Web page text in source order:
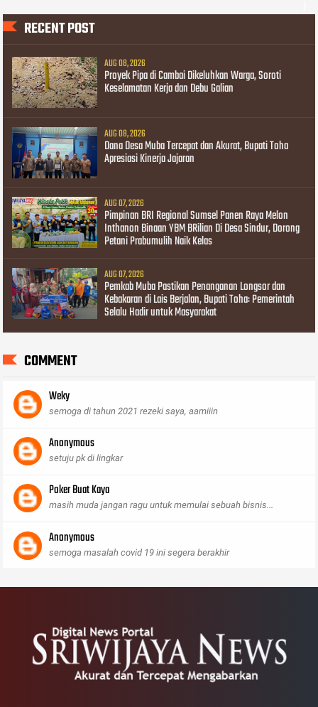
RECENT POST
AUG 08, 2026
Proyek Pipa di Cambai Dikeluhkan Warga, Soroti
Keselamatan Kerja dan Debu Galian
AUG 08, 2026
Dana Desa Muba Tercepat dan Akurat, Bupati Toha
Apresiasi Kinerja Jajaran
AUG 07, 2026
Pimpinan BRI Regional Sumsel Panen Raya Melon
Inthanon Binaan YBM BRilian Di Desa Sindur, Dorong
Petani Prabumulih Naik Kelas
AUG 07, 2026
Pemkab Muba Pastikan Penanganan Longsor dan
Kebakaran di Lais Berjalan, Bupati Toha: Pemerintah
Selalu Hadir untuk Masyarakat
COMMENT
Weky
semoga di tahun 2021 rezeki saya, aamiiin
Anonymous
setuju pk di lingkar
Poker Buat Kaya
masih muda jangan ragu untuk memulai sebuah bisnis...
Anonymous
semoga masalah covid 19 ini segera berakhir